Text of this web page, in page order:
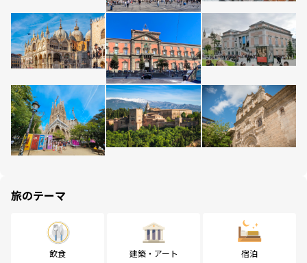
旅のテーマ
飲食 建築・アート 宿泊